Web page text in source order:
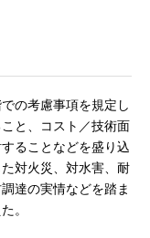
の考慮事項を規定し
と、コスト／技術面
ることなどを盛り込
対火災、対水害、耐
達の実情などを踏ま
。